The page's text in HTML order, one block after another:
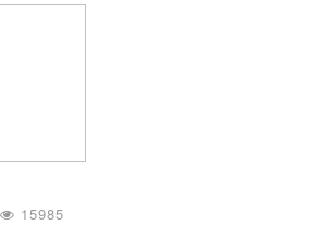
15985